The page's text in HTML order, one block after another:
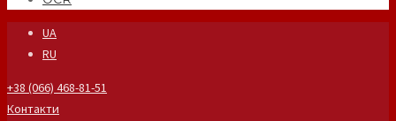
UA
RU
+38 (066) 468-81-51
Контакти